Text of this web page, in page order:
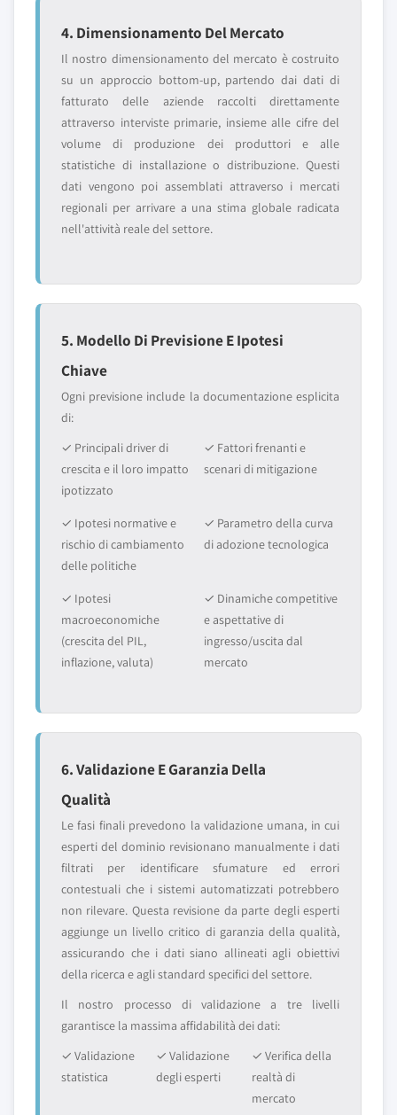
4. Dimensionamento Del Mercato
Il nostro dimensionamento del mercato è costruito
su un approccio bottom-up, partendo dai dati di
fatturato delle aziende raccolti direttamente
attraverso interviste primarie, insieme alle cifre del
volume di produzione dei produttori e alle
statistiche di installazione o distribuzione. Questi
dati vengono poi assemblati attraverso i mercati
regionali per arrivare a una stima globale radicata
nell'attività reale del settore.
5. Modello Di Previsione E Ipotesi
Chiave
Ogni previsione include la documentazione esplicita
di:
✓ Principali driver di
crescita e il loro impatto
ipotizzato
✓ Fattori frenanti e
scenari di mitigazione
✓ Ipotesi normative e
rischio di cambiamento
delle politiche
✓ Parametro della curva
di adozione tecnologica
✓ Ipotesi
macroeconomiche
(crescita del PIL,
inflazione, valuta)
✓ Dinamiche competitive
e aspettative di
ingresso/uscita dal
mercato
6. Validazione E Garanzia Della
Qualità
Le fasi finali prevedono la validazione umana, in cui
esperti del dominio revisionano manualmente i dati
filtrati per identificare sfumature ed errori
contestuali che i sistemi automatizzati potrebbero
non rilevare. Questa revisione da parte degli esperti
aggiunge un livello critico di garanzia della qualità,
assicurando che i dati siano allineati agli obiettivi
della ricerca e agli standard specifici del settore.
Il nostro processo di validazione a tre livelli
garantisce la massima affidabilità dei dati:
✓ Validazione
statistica
✓ Validazione
degli esperti
✓ Verifica della
realtà di
mercato